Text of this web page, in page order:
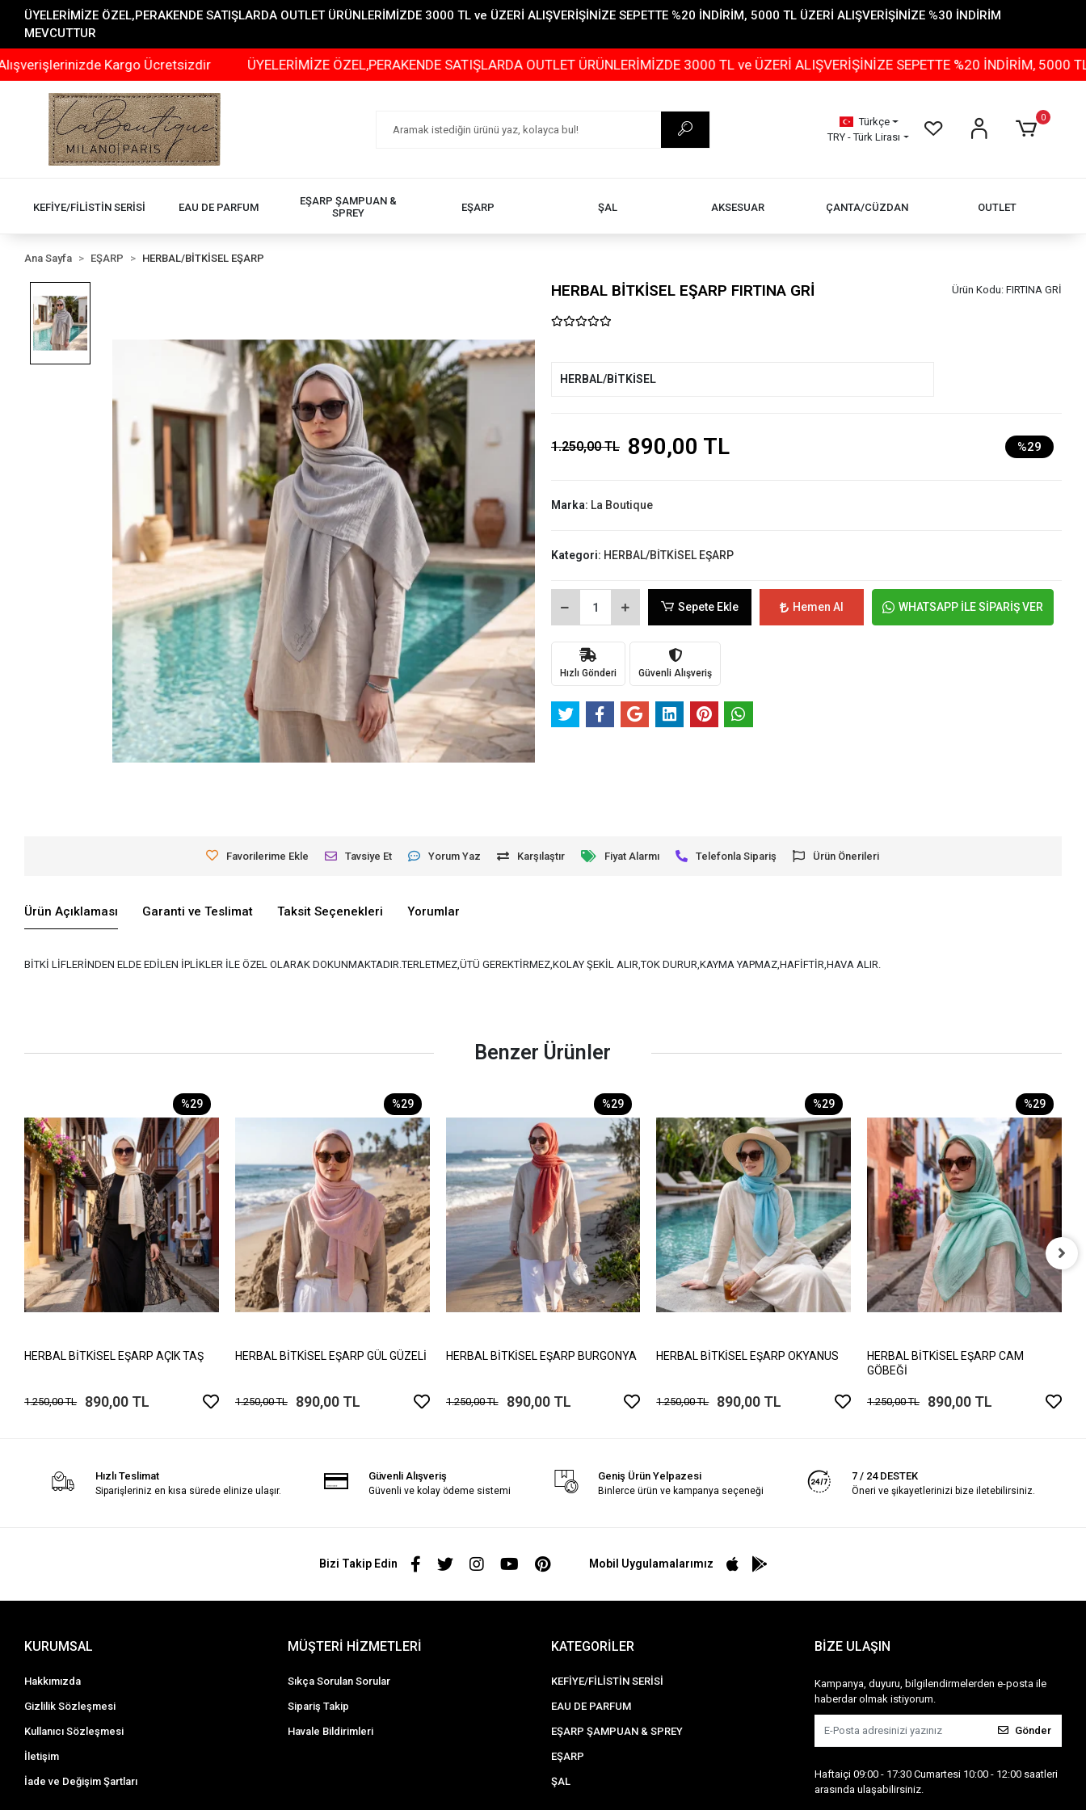
ÜYELERİMİZE ÖZEL,PERAKENDE SATIŞLARDA OUTLET ÜRÜNLERİMİZDE 3000 TL ve ÜZERİ ALIŞVERİŞİNİZE SEPETTE %20 İNDİRİM, 5000 TL ÜZERİ ALIŞVERİŞİNİZE %30 İNDİRİM
MEVCUTTUR
Kargo Ücretsizdir ÜYELERİMİZE ÖZEL,PERAKENDE SATIŞLARDA OUTLET ÜRÜNLERİMİZDE 3000 TL ve ÜZERİ ALIŞVERİŞİNİZE SEPETTE %20 İNDİRİM, 5000 TL ÜZERİ
Türkçe
TRY - Türk Lirası
0
KEFİYE/FİLİSTİN SERİSİ EAU DE PARFUM
EŞARP ŞAMPUAN &
SPREY
EŞARP ŞAL AKSESUAR ÇANTA/CÜZDAN OUTLET
Ana Sayfa EŞARP HERBAL/BİTKİSEL EŞARP
HERBAL BİTKİSEL EŞARP FIRTINA GRİ Ürün Kodu: FIRTINA GRİ
HERBAL/BİTKİSEL
1.250,00 TL 890,00 TL %29
Marka: La Boutique
Kategori: HERBAL/BİTKİSEL EŞARP
Sepete Ekle Hemen Al WHATSAPP İLE SİPARİŞ VER
Hızlı Gönderi Güvenli Alışveriş
Favorilerime Ekle Tavsiye Et Yorum Yaz Karşılaştır Fiyat Alarmı Telefonla Sipariş Ürün Önerileri
Ürün Açıklaması Garanti ve Teslimat Taksit Seçenekleri Yorumlar
BİTKİ LİFLERİNDEN ELDE EDİLEN İPLİKLER İLE ÖZEL OLARAK DOKUNMAKTADIR.TERLETMEZ,ÜTÜ GEREKTİRMEZ,KOLAY ŞEKİL ALIR,TOK DURUR,KAYMA YAPMAZ,HAFİFTİR,HAVA ALIR.
Benzer Ürünler
%29
HERBAL BİTKİSEL EŞARP AÇIK TAŞ
1.250,00 TL 890,00 TL
%29
HERBAL BİTKİSEL EŞARP GÜL GÜZELİ
1.250,00 TL 890,00 TL
%29
HERBAL BİTKİSEL EŞARP BURGONYA
1.250,00 TL 890,00 TL
%29
HERBAL BİTKİSEL EŞARP OKYANUS
1.250,00 TL 890,00 TL
%29
HERBAL BİTKİSEL EŞARP CAM
GÖBEĞİ
1.250,00 TL 890,00 TL
Hızlı Teslimat
Siparişleriniz en kısa sürede elinize ulaşır.
Güvenli Alışveriş
Güvenli ve kolay ödeme sistemi
Geniş Ürün Yelpazesi
Binlerce ürün ve kampanya seçeneği
7 / 24 DESTEK
Öneri ve şikayetlerinizi bize iletebilirsiniz.
Bizi Takip Edin Mobil Uygulamalarımız
KURUMSAL
Hakkımızda
Gizlilik Sözleşmesi
Kullanıcı Sözleşmesi
İletişim
İade ve Değişim Şartları
MÜŞTERİ HİZMETLERİ
Sıkça Sorulan Sorular
Sipariş Takip
Havale Bildirimleri
KATEGORİLER
KEFİYE/FİLİSTİN SERİSİ
EAU DE PARFUM
EŞARP ŞAMPUAN & SPREY
EŞARP
ŞAL
BİZE ULAŞIN
Kampanya, duyuru, bilgilendirmelerden e-posta ile
haberdar olmak istiyorum.
Gönder
Haftaiçi 09:00 - 17:30 Cumartesi 10:00 - 12:00 saatleri
arasında ulaşabilirsiniz.